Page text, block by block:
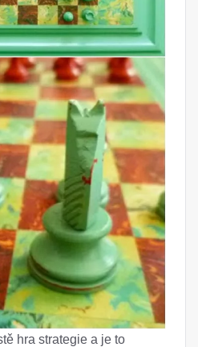
hra strategie a je to